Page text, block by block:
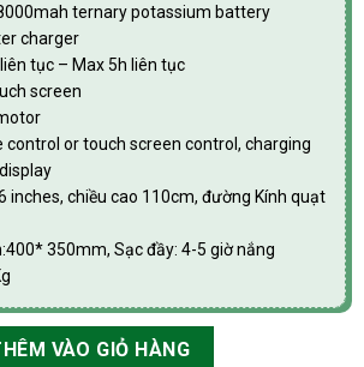
ternary potassium battery
charger
tục – Max 5h liên tục
screen
control or touch screen control, charging
inches, chiều cao 110cm, đường Kính quạt
350mm, Sạc đầy: 4-5 giờ nắng
Trời Jindian JD-T919 12V 25W số lượng
VÀO GIỎ HÀNG